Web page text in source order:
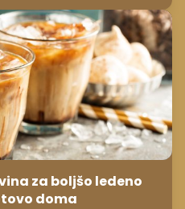
za boljšo ledeno
doma